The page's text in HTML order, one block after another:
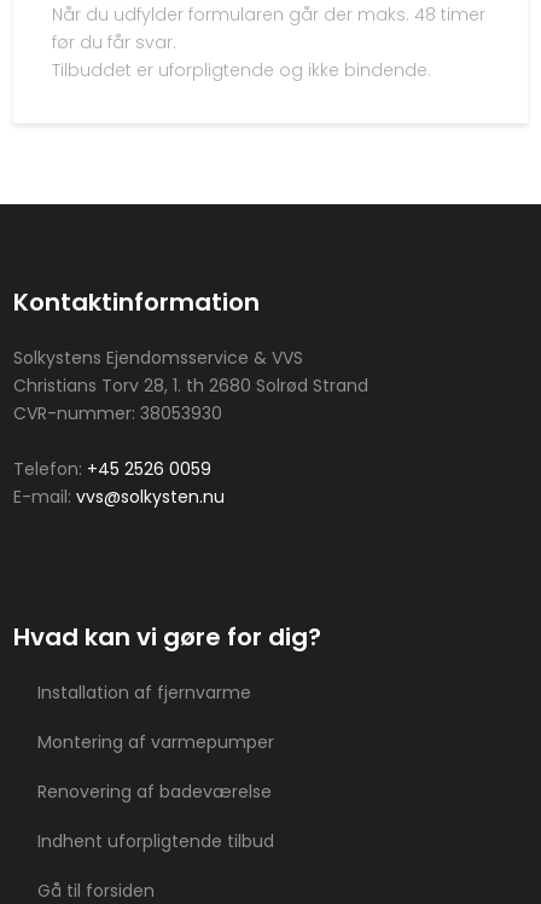
Når du udfylder formularen går der maks. 48 timer
før du får svar.
Tilbuddet er uforpligtende og ikke bindende.
Kontaktinformation
Solkystens Ejendomsservice & VVS
Christians Torv 28, 1. th 2680 Solrød Strand
CVR-nummer: 38053930
Telefon: +45 2526 0059
E-mail: vvs@solkysten.nu
Hvad kan vi gøre for dig?​
Installation af fjernvarme
Montering af varmepumper
Renovering af badeværelse
Indhent uforpligtende tilbud
Gå til forsiden